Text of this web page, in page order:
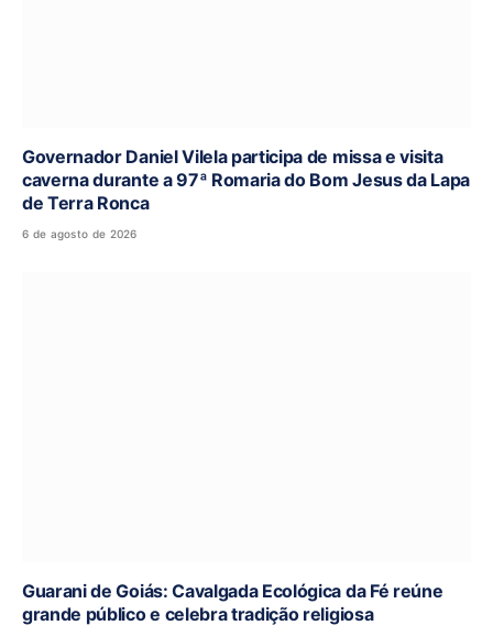
Governador Daniel Vilela participa de missa e visita
caverna durante a 97ª Romaria do Bom Jesus da Lapa
de Terra Ronca
6 de agosto de 2026
Guarani de Goiás: Cavalgada Ecológica da Fé reúne
grande público e celebra tradição religiosa